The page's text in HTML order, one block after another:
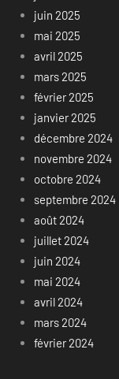
juin 2025
mai 2025
avril 2025
mars 2025
février 2025
janvier 2025
décembre 2024
novembre 2024
octobre 2024
septembre 2024
août 2024
juillet 2024
juin 2024
mai 2024
avril 2024
mars 2024
février 2024